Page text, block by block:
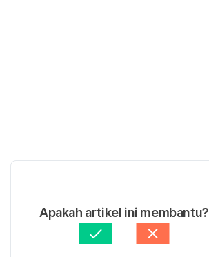
Apakah artikel ini membantu?